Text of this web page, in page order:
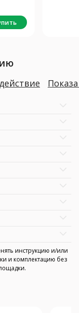
инструкцию и/или
и комплектацию без